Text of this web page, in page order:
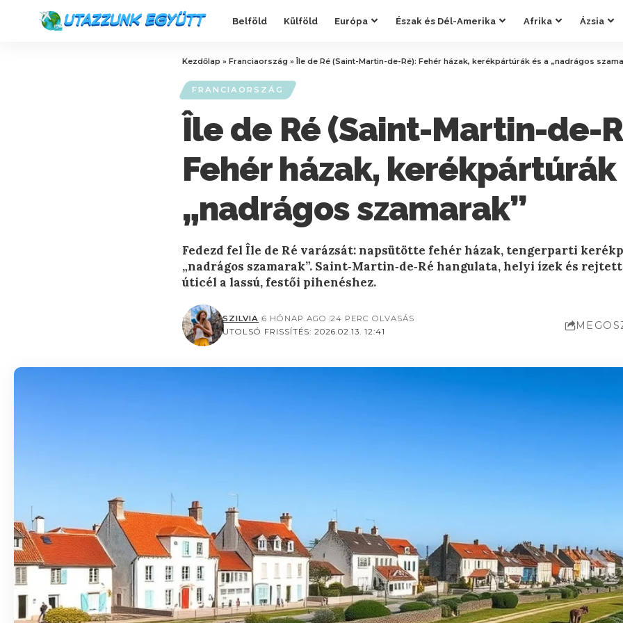
Belföld Külföld Európa Észak és Dél-Amerika Afrika Ázsia
Kezdőlap » Franciaország »Île de Ré (Saint-Martin-de-Ré): Fehér házak, kerékpártúrák és a „nadrágos
FRANCIAORSZÁG
Île de Ré (Saint-Martin-de-
Fehér házak, kerékpártúrák
„nadrágos szamarak”
Fedezd fel Île de Ré varázsát: napsütötte fehér házak, tengerparti
„nadrágos szamarak”. Saint‑Martin‑de‑Ré hangulata, helyi ízek és
úticél a lassú, festői pihenéshez.
UTOLSÓ FRISSÍTÉS: 2026.02.13. 12:41
SZILVIA 6 HÓNAP AGO 24 PERC OLVASÁS